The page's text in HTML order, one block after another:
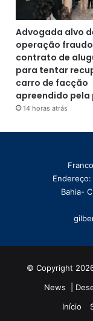
Advogada alvo
operação
contrato de
para tentar
carro de facção
apreendido pela
14 horas atrás
Bahia-
© Copyright
News |
Início